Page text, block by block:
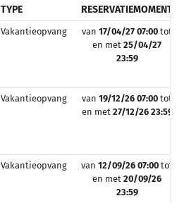
TYPE RESERVATIEMOMENT
Vakantieopvang van 17/04/27 07:00 tot
en met 25/04/27
23:59
Vakantieopvang van 19/12/26 07:00 tot
en met 27/12/26 23:59
Vakantieopvang van 12/09/26 07:00 tot
en met 20/09/26
23:59